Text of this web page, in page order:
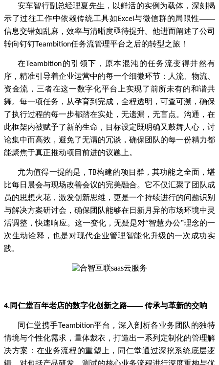
安车智行副总经理夏先生，以鲜活的实例为载体，深刻揭
示了过往工作中依赖传统工具如 Excel 与微信群的局限性——
信息交错如乱麻，效率与清晰度亟待提升。他进而阐述了公司
转向钉钉Teambition任务流管理平台之后的转型之旅！
在Teambition的引领下，原本混沌的任务流变得井然有
序，精准引导着企业运营中的每一个细微环节：人流、物流、
资金流，三者在这一数字化平台上实现了前所未有的和谐共
舞。每一项任务，从孕育到完成，全程透明，可查可溯，确保
了执行过程的每一步都踏在实处，无遗漏，无盲点。沟通，在
此框架内被赋予了新的生命，目标设定既明确又鼓舞人心，讨
论集中而高效，避免了无谓的冗谈，确保团队的每一份精力都
能聚焦于真正推动项目前进的议题上。
尤为值得一提的是，TB构建的项目群，其功能之全面，堪
比每日晨会与现场改善会议的完美融合。它不仅汇聚了团队成
员的思想火花，激发创新思维，更是一个持续进行的问题识别
与解决方案研讨会，确保团队能够在日新月异的市场环境中灵
活调整，快速响应。这一变化，无疑是对“智慧办公”理念的一
次生动诠释，也是对现代企业管理智能化升级的一次成功实
践。
4.同仁堂百年老店的数字化创新之路—— 传承与革新的交响
同仁堂携手Teambition平台，深入剖析各业务团队的独特
情境与个性化需求，量体裁衣，打造出一系列定制化的管理解
决方案： 在业务流程的重塑上，同仁堂通过深挖系统底层逻